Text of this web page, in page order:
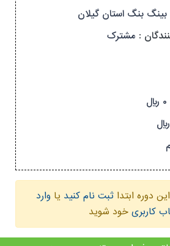
بینگ بنگ استان گیلان
: مشترک
۰ ریال
دوره ابتدا ثبت نام کنید یا وارد
کاربری خود شوید